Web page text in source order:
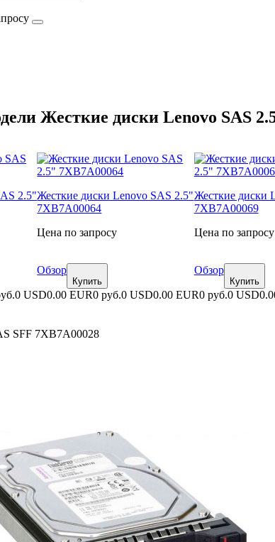
Жесткие диски Lenovo SAS
2.5"Жесткие диски Lenovo SAS 2.5"
7XB7A00064
Цена по запросу
Обзор
Купить
Жесткие диски
7XB7A00069
Цена по запросу
Обзор
Купить
0 USD0.00 EUR0 руб.0 USD0.00 EUR0 руб.0 USD
SFF 7XB7A00028